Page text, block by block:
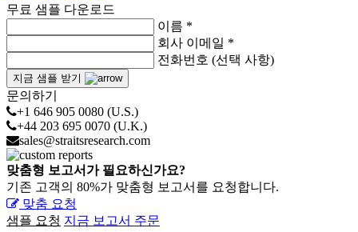
무료 샘플 다운로드
이름 *
회사 이메일 *
전화번호 (선택 사항)
지금 샘플 받기
문의하기
+1 646 905 0080 (U.S.)
+44 203 695 0070 (U.K.)
sales@straitsresearch.com
맞춤형 보고서가 필요하신가요?
기존 고객의 80%가 맞춤형 보고서를 요청합니다.
맞춤 요청
샘플 요청 지금 보고서 주문